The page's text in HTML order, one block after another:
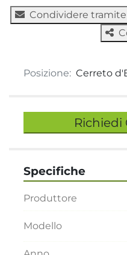
Condividere
Posizione: Cerreto
Richiedi
Specifiche
Produttore
Modello